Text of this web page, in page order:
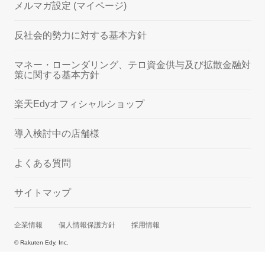
メルマガ設定 (マイページ)
反社会的勢力に対する基本方針
マネー・ローンダリング、テロ資金供与及び拡散金融対
策に関する基本方針
楽天Edyオフィシャルショップ
導入検討中の店舗様
よくある質問
サイトマップ
企業情報 個人情報保護方針 採用情報
© Rakuten Edy, Inc.